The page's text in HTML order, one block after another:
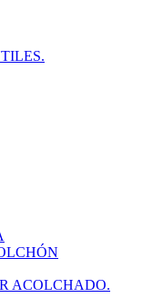
ACOLCHADO.